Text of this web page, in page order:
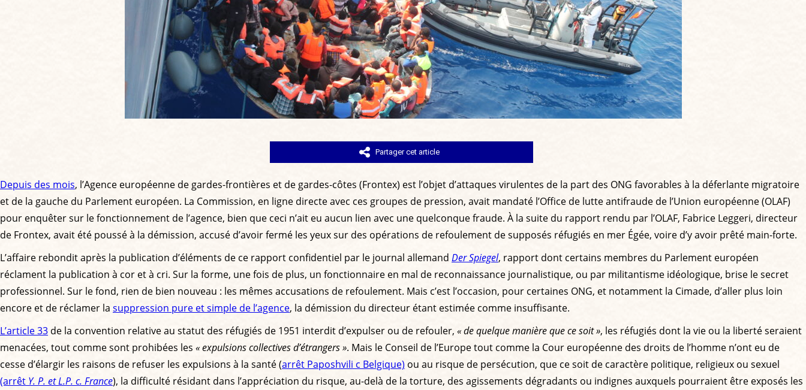
Partager cet article
Depuis des mois, l’Agence européenne de gardes-frontières et de gardes-côtes (Frontex) est l’objet d’attaques virulentes de la part des ONG favorables à la déferlante migratoire
et de la gauche du Parlement européen. La Commission, en ligne directe avec ces groupes de pression, avait mandaté l’Office de lutte antifraude de l’Union européenne (OLAF)
pour enquêter sur le fonctionnement de l’agence, bien que ceci n’ait eu aucun lien avec une quelconque fraude. À la suite du rapport rendu par l’OLAF, Fabrice Leggeri, directeur
de Frontex, avait été poussé à la démission, accusé d’avoir fermé les yeux sur des opérations de refoulement de supposés réfugiés en mer Égée, voire d’y avoir prêté main-forte.
L’affaire rebondit après la publication d’éléments de ce rapport confidentiel par le journal allemand Der Spiegel, rapport dont certains membres du Parlement européen
réclament la publication à cor et à cri. Sur la forme, une fois de plus, un fonctionnaire en mal de reconnaissance journalistique, ou par militantisme idéologique, brise le secret
professionnel. Sur le fond, rien de bien nouveau : les mêmes accusations de refoulement. Mais c’est l’occasion, pour certaines ONG, et notamment la Cimade, d’aller plus loin
encore et de réclamer la suppression pure et simple de l’agence, la démission du directeur étant estimée comme insuffisante.
L’article 33 de la convention relative au statut des réfugiés de 1951 interdit d’expulser ou de refouler, « de quelque manière que ce soit », les réfugiés dont la vie ou la liberté seraient
menacées, tout comme sont prohibées les « expulsions collectives d’étrangers ». Mais le Conseil de l’Europe tout comme la Cour européenne des droits de l’homme n’ont eu de
cesse d’élargir les raisons de refuser les expulsions à la santé (arrêt Paposhvili c Belgique) ou au risque de persécution, que ce soit de caractère politique, religieux ou sexuel
(arrêt Y. P. et L.P. c. France), la difficulté résidant dans l’appréciation du risque, au-delà de la torture, des agissements dégradants ou indignes auxquels pourraient être exposés les